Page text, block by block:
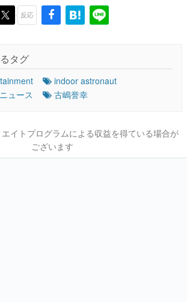
反応
タグ
indoor astronaut
ニュース 古嶋誉幸
イトプログラムによる収益を得ている場合が
ございます